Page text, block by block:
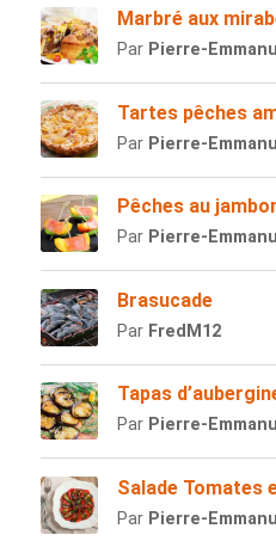
Marbré aux
Par Pierre-
Tartes pêches
Par Pierre-
Pêches au
Par Pierre-
Brasucade
Par FredM12
Tapas
Par Pierre-
Salade Tomates
Par Pierre-